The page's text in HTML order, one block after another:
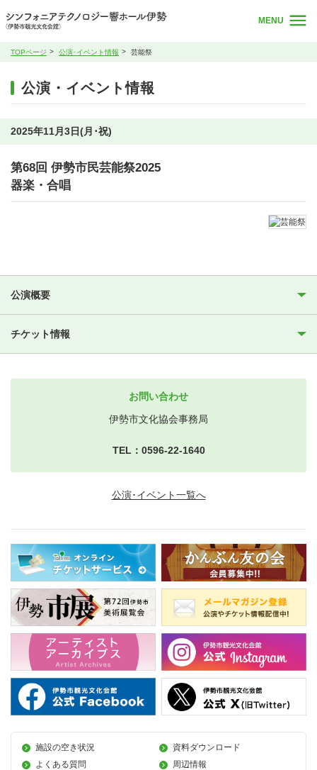
MENU
TOPページ 公演･イベント情報 芸能祭
公演・イベント情報
2025年11月3日(月･祝)
第68回 伊勢市民芸能祭2025
器楽・合唱
公演概要
チケット情報
お問い合わせ
伊勢市文化協会事務局
TEL：0596-22-1640
公演･イベント一覧へ
施設の空き状況
資料ダウンロード
よくある質問
周辺情報